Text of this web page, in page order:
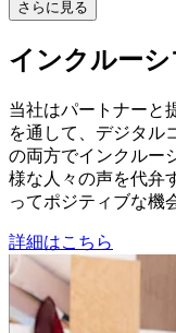
さらに見る
インクルー
当社はパートナーと
を通して、デジタル
の両方でインクルー
様な人々の声を代弁
ってポジティブな機
詳細はこちら